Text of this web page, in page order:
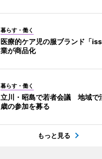
暮らす・働く
医療的ケア児の服ブランド「
業が商品化
暮らす・働く
立川・昭島で若者会議 地域で
歳の参加を募る
もっと見る